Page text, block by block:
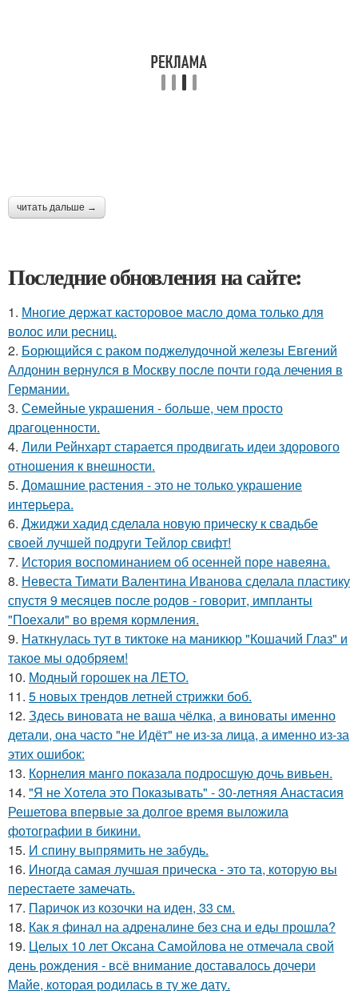
читать дальше →
Последние обновления на сайте:
1. Многие держат касторовое масло дома только для
волос или ресниц.
2. Борющийся с раком поджелудочной железы Евгений
Алдонин вернулся в Москву после почти года лечения в
Германии.
3. Семейные украшения - больше, чем просто
драгоценности.
4. Лили Рейнхарт старается продвигать идеи здорового
отношения к внешности.
5. Домашние растения - это не только украшение
интерьера.
6. Джиджи хадид сделала новую прическу к свадьбе
своей лучшей подруги Тейлор свифт!
7. История воспоминанием об осенней поре навеяна.
8. Невеста Тимати Валентина Иванова сделала пластику
спустя 9 месяцев после родов - говорит, импланты
"Поехали" во время кормления.
9. Наткнулась тут в тиктоке на маникюр "Кошачий Глаз" и
такое мы одобряем!
10. Модный горошек на ЛЕТО.
11. 5 новых трендов летней стрижки боб.
12. Здесь виновата не ваша чёлка, а виноваты именно
детали, она часто "не Идёт" не из-за лица, а именно из-за
этих ошибок:
13. Корнелия манго показала подросшую дочь вивьен.
14. "Я не Хотела это Показывать" - 30-летняя Анастасия
Решетова впервые за долгое время выложила
фотографии в бикини.
15. И спину выпрямить не забудь.
16. Иногда самая лучшая прическа - это та, которую вы
перестаете замечать.
17. Паричок из козочки на иден, 33 см.
18. Как я финал на адреналине без сна и еды прошла?
19. Целых 10 лет Оксана Самойлова не отмечала свой
день рождения - всё внимание доставалось дочери
Майе, которая родилась в ту же дату.